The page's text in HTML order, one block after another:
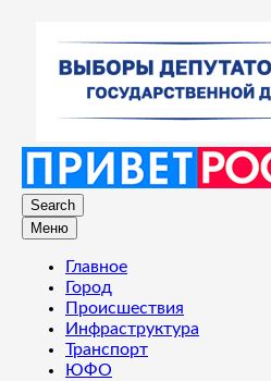
Search
Меню
Главное
Город
Происшествия
Инфраструктура
Транспорт
ЮФО